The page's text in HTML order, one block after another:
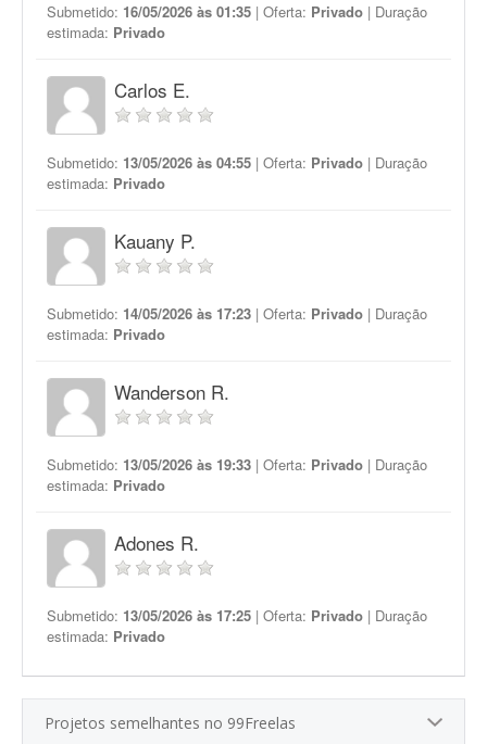
Submetido: 16/05/2026 às 01:35 | Oferta: Privado | Duração
estimada: Privado
Carlos E.
Submetido: 13/05/2026 às 04:55 | Oferta: Privado | Duração
estimada: Privado
Kauany P.
Submetido: 14/05/2026 às 17:23 | Oferta: Privado | Duração
estimada: Privado
Wanderson R.
Submetido: 13/05/2026 às 19:33 | Oferta: Privado | Duração
estimada: Privado
Adones R.
Submetido: 13/05/2026 às 17:25 | Oferta: Privado | Duração
estimada: Privado
Projetos semelhantes no 99Freelas